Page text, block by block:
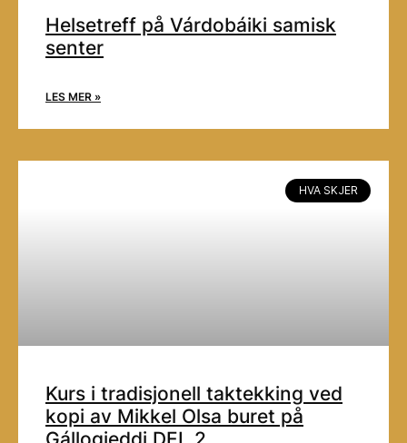
Helsetreff på Várdobáiki samisk
senter
LES MER »
HVA SKJER
Kurs i tradisjonell taktekking ved
kopi av Mikkel Olsa buret på